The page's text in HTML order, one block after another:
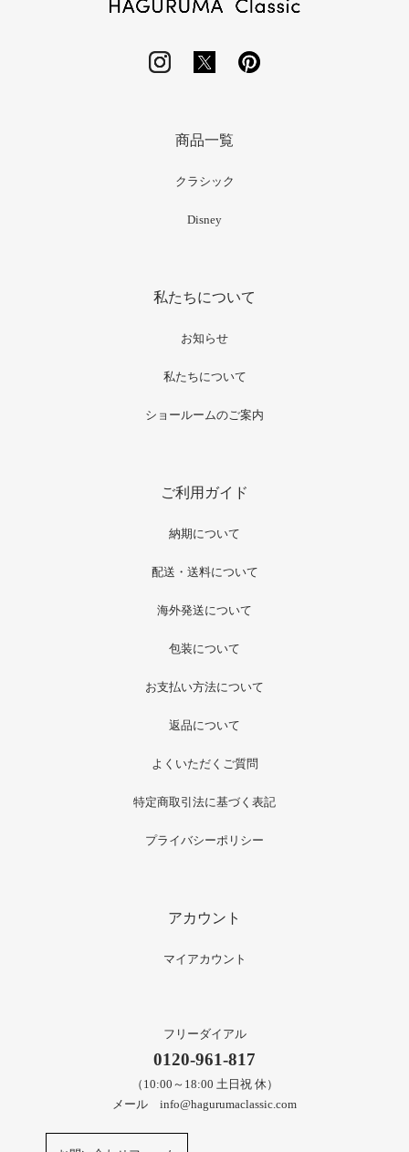
商品一覧
クラシック
Disney
私たちについて
お知らせ
私たちについて
ショールームのご案内
ご利用ガイド
納期について
配送・送料について
海外発送について
包装について
お支払い方法について
返品について
よくいただくご質問
特定商取引法に基づく表記
プライバシーポリシー
アカウント
マイアカウント
フリーダイアル
0120-961-817
（10:00～18:00 土日祝 休）
メール info@hagurumaclassic.com